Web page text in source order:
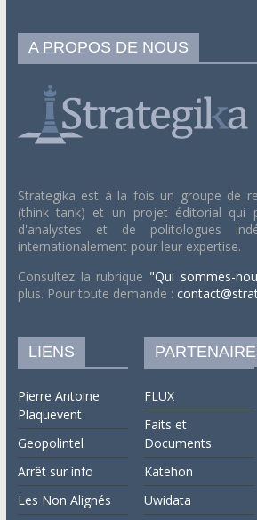
A PROPOS DE NOUS
Strategika est à la fois un groupe de
(think tank) et un projet éditorial qui
d'analystes et de politologues
internationalement pour leur expertise.
Consultez la rubrique "Qui sommes-
plus. Pour toute demande :
LIENS
Pierre Antoine
Plaquevent
Geopolintel
Arrêt sur info
Les Non Alignés
FLUX
Faits et
Documents
Katehon
Uwidata